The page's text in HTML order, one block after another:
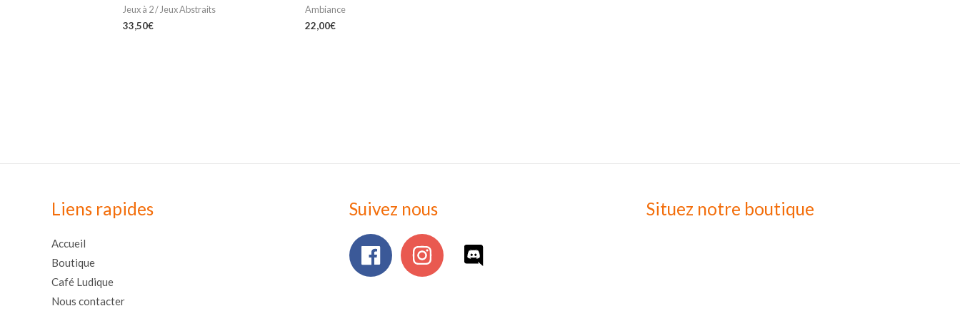
Jeux à 2 / Jeux Abstraits
33,50€
Ambiance
22,00€
Liens rapides
Accueil
Boutique
Café Ludique
Nous contacter
Suivez nous Situez notre boutique